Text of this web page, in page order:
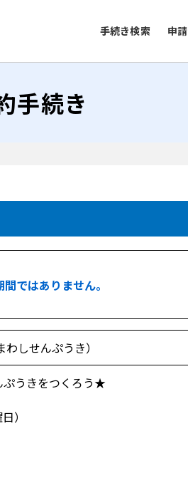
手続き検索 申
手続き
間ではありません。
しせんぷうき）
ぷうきをつくろう★
）